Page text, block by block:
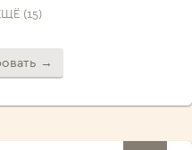
(15)
→